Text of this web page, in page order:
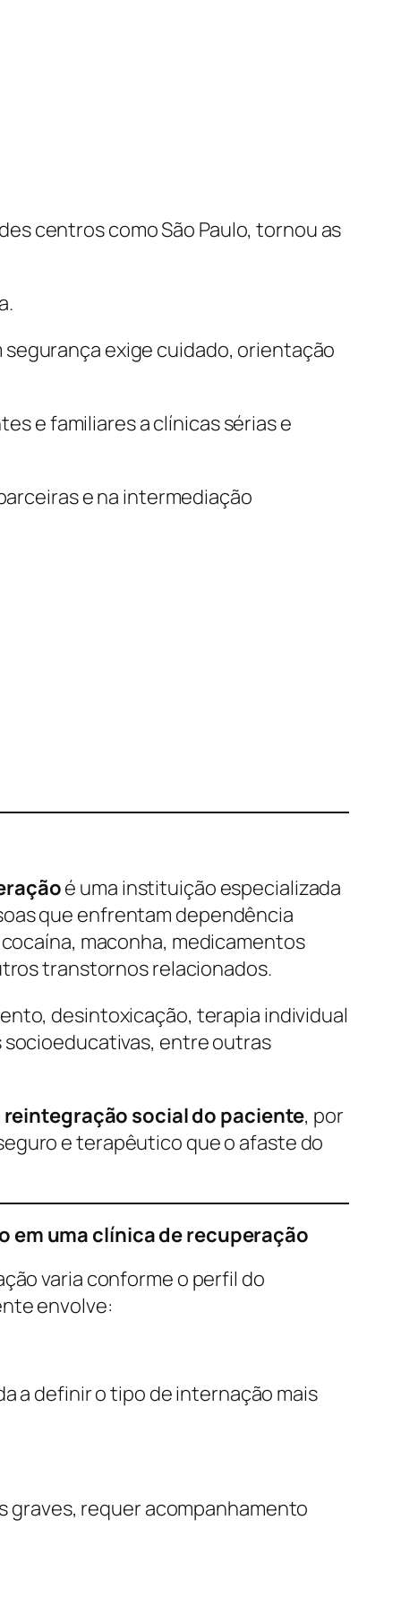
centros como São Paulo, tornou as
exige cuidado, orientação
e familiares a clínicas sérias e
e na intermediação
é uma instituição especializada
que enfrentam dependência
maconha, medicamentos
transtornos relacionados.
desintoxicação, terapia individual
socioeducativas, entre outras
reintegração social do paciente, por
e terapêutico que o afaste do
em uma clínica de recuperação
varia conforme o perfil do
envolve:
a definir o tipo de internação mais
graves, requer acompanhamento